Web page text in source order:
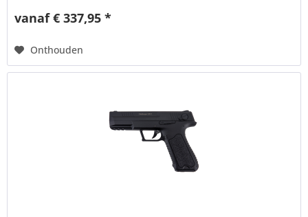
vanaf € 337,95 *
Onthouden